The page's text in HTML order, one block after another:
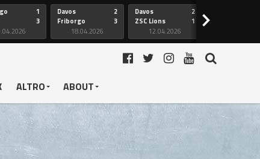
1
3
Davos
Friborgo
2
3
18.04.2026
Davos
ZSC Lions
2
1
12.04.2026
>
ALTRO ABOUT